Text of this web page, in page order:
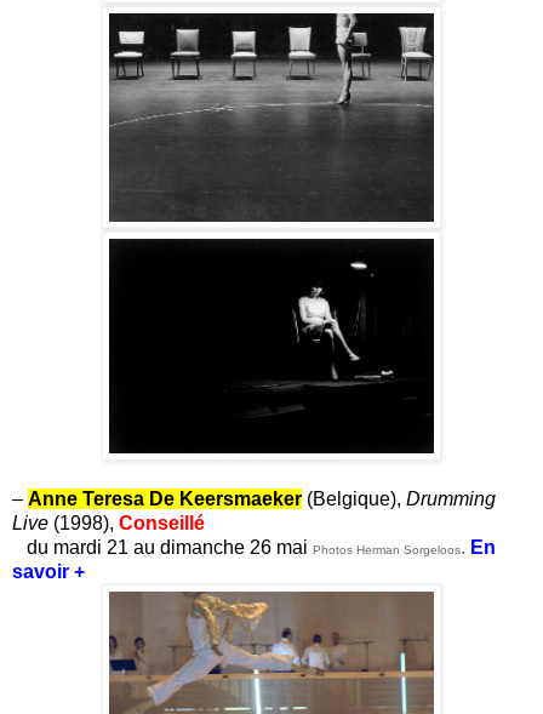
– Anne Teresa De Keersmaeker (Belgique), Drumming
Live (1998), Conseillé
du mardi 21 au dimanche 26 mai Photos Herman Sorgeloos. En
savoir +